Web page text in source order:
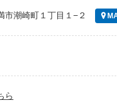
市潮崎町１丁目１−２
ら